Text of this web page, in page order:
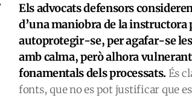
Els advocats defensors
d’una maniobra de la instructora
autoprotegir-se, per agafar-se
amb calma, però alhora
fonamentals dels processats. És
fonts, que no es pot justificar que